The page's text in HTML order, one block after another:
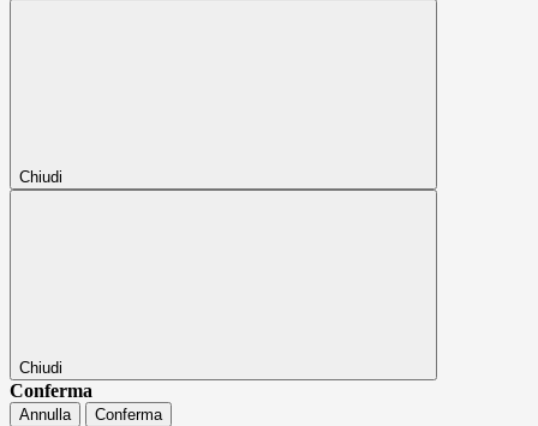
Chiudi
Chiudi
Conferma
Annulla Conferma